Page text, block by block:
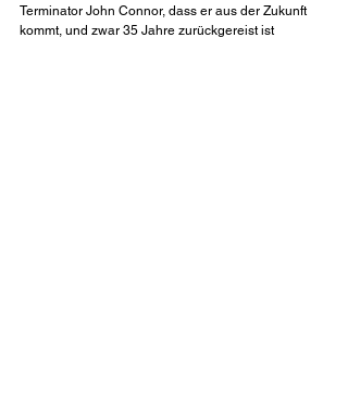
Terminator John Connor, dass er aus der Zukunft
kommt, und zwar 35 Jahre zurückgereist ist